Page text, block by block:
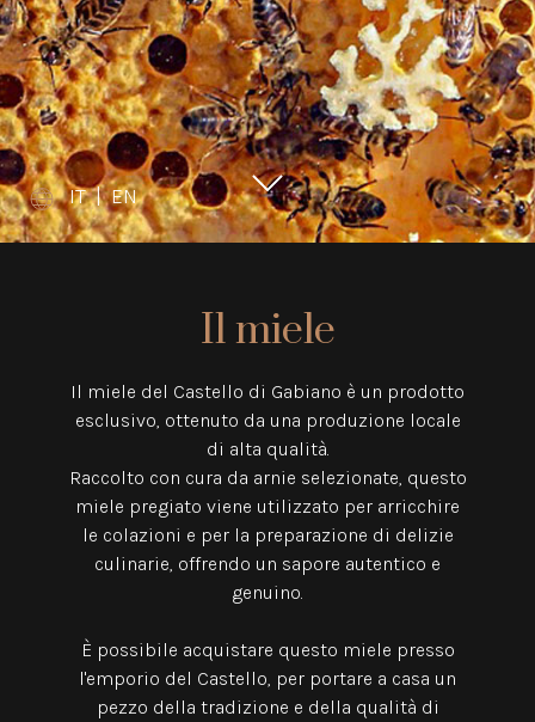
IT|EN
Il miele
Il miele del Castello di Gabiano è un prodotto
esclusivo, ottenuto da una produzione locale
di alta qualità.
Raccolto con cura da arnie selezionate, questo
miele pregiato viene utilizzato per arricchire
le colazioni e per la preparazione di delizie
culinarie, offrendo un sapore autentico e
genuino.
È possibile acquistare questo miele presso
l'emporio del Castello, per portare a casa un
pezzo della tradizione e della qualità di